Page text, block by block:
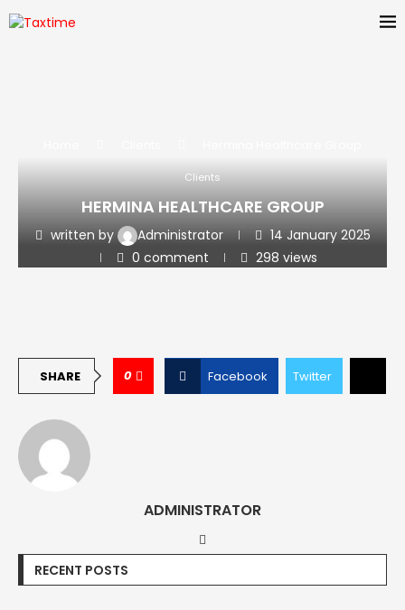
Clients
HERMINA HEALTHCARE GROUP
written by Administrator
14 January 2025
0 comment
298 views
SHARE 0 Facebook Twitter
ADMINISTRATOR
RECENT POSTS